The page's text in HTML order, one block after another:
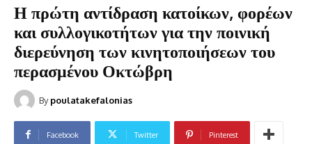
Η πρώτη αντίδραση κατοίκων, φορέων
και συλλογικοτήτων για την ποινική
διερεύνηση των κινητοποιήσεων του
περασμένου Οκτώβρη
By poulatakefalonias
Facebook Twitter Pinterest